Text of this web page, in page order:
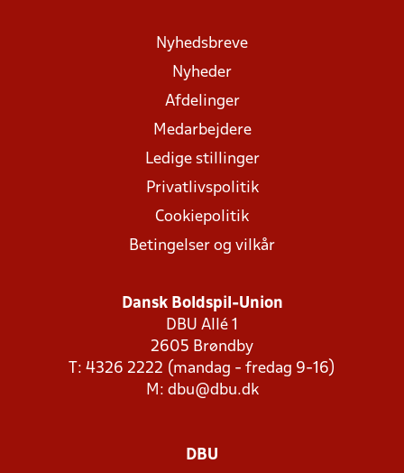
Nyhedsbreve
Nyheder
Afdelinger
Medarbejdere
Ledige stillinger
Privatlivspolitik
Cookiepolitik
Betingelser og vilkår
Dansk Boldspil-Union
DBU Allé 1
2605 Brøndby
T: 4326 2222 (mandag - fredag 9-16)
M: dbu@dbu.dk
DBU